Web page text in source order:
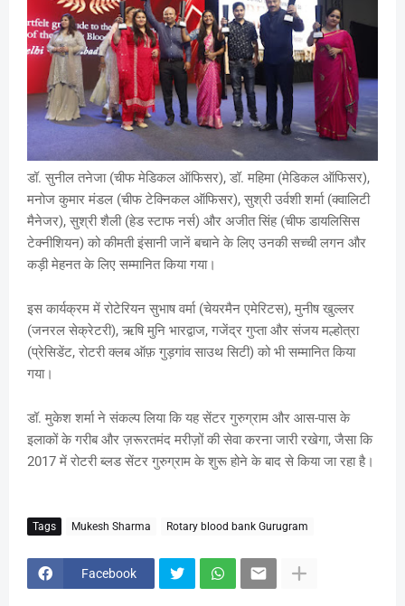
डॉ. सुनील तनेजा (चीफ मेडिकल ऑफिसर), डॉ. महिमा (मेडिकल ऑफिसर),
मनोज कुमार मंडल (चीफ टेक्निकल ऑफिसर), सुश्री उर्वशी शर्मा (क्वालिटी
मैनेजर), सुश्री शैली (हेड स्टाफ नर्स) और अजीत सिंह (चीफ डायलिसिस
टेक्नीशियन) को कीमती इंसानी जानें बचाने के लिए उनकी सच्ची लगन और
कड़ी मेहनत के लिए सम्मानित किया गया।
इस कार्यक्रम में रोटेरियन सुभाष वर्मा (चेयरमैन एमेरिटस), मुनीष खुल्लर
(जनरल सेक्रेटरी), ऋषि मुनि भारद्वाज, गजेंद्र गुप्ता और संजय मल्होत्रा ​​
(प्रेसिडेंट, रोटरी क्लब ऑफ़ गुड़गांव साउथ सिटी) को भी सम्मानित किया
गया।
डॉ. मुकेश शर्मा ने संकल्प लिया कि यह सेंटर गुरुग्राम और आस-पास के
इलाकों के गरीब और ज़रूरतमंद मरीज़ों की सेवा करना जारी रखेगा, जैसा कि
2017 में रोटरी ब्लड सेंटर गुरुग्राम के शुरू होने के बाद से किया जा रहा है।
Tags Mukesh Sharma Rotary blood bank Gurugram
Facebook